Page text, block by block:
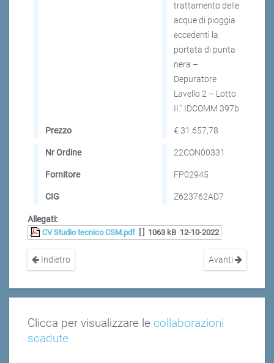
trattamento delle
acque di pioggia
eccedenti la
portata di punta
nera –
Depuratore
Lavello 2 – Lotto
II.” IDCOMM 397b
Prezzo € 31.657,78
Nr Ordine 22CON00331
Fornitore FP02945
CIG Z623762AD7
Allegati:
CV Studio tecnico CSM.pdf 1063 kB 12-10-2022
Indietro Avanti
Clicca per visualizzare le collaborazioni
scadute